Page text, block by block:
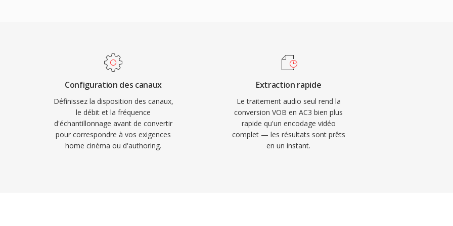
clarté dès dialogues
contenus
en chargé matérielle
AC3 sûr un
grand public.
Configuration des canaux
Définissez la disposition des canaux,
le débit et la fréquence
d'échantillonnage avant de convertir
pour correspondre à vos exigences
home cinéma ou d'authoring.
Extraction rapide
Le traitement audio seul rend la
conversion VOB en AC3 bien plus
rapide qu'un encodage vidéo
complet — les résultats sont prêts
en un instant.